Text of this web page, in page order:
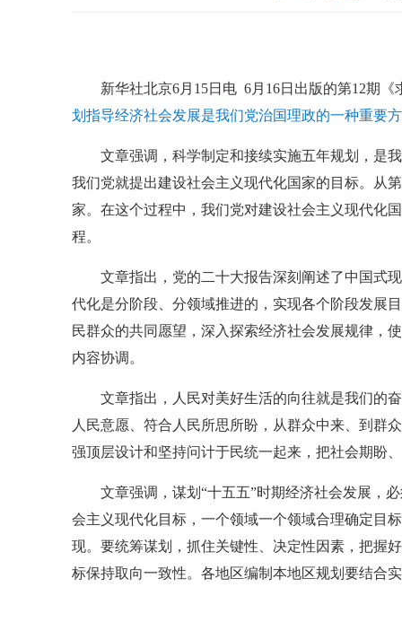
新华社北京6月15日电 6月16日出版的第12期
划指导经济社会发展是我们党治国理政的一种重要
文章强调，科学制定和接续实施五年规划，是
我们党就提出建设社会主义现代化国家的目标。从
家。在这个过程中，我们党对建设社会主义现代化
程。
文章指出，党的二十大报告深刻阐述了中国式
代化是分阶段、分领域推进的，实现各个阶段发展
民群众的共同愿望，深入探索经济社会发展规律，
内容协调。
文章指出，人民对美好生活的向往就是我们的
人民意愿、符合人民所思所盼，从群众中来、到群
强顶层设计和坚持问计于民统一起来，把社会期盼
文章强调，谋划“十五五”时期经济社会发展，
会主义现代化目标，一个领域一个领域合理确定目
现。要统筹谋划，抓住关键性、决定性因素，把握
标保持取向一致性。各地区编制本地区规划要结合